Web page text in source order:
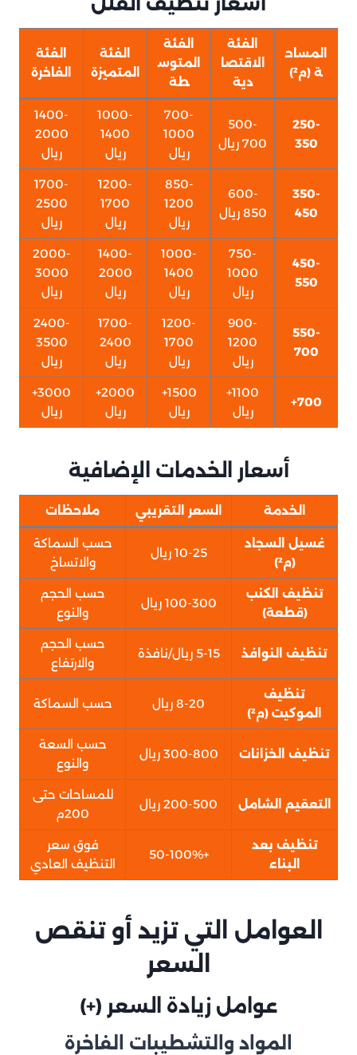
المساح
ة (م²)
الفئة
الاقتصا
دية
الفئة
المتوس
طة
الفئة
المتميزة
الفئة
الفاخرة
250-
350
500-
700 ريال
700-
1000
ريال
1000-
1400
ريال
1400-
2000
ريال
350-
450
600-
850 ريال
850-
1200
ريال
1200-
1700
ريال
1700-
2500
ريال
450-
550
750-
1000
ريال
1000-
1400
ريال
1400-
2000
ريال
2000-
3000
ريال
550-
700
900-
1200
ريال
1200-
1700
ريال
1700-
2400
ريال
2400-
3500
ريال
700+
1100+
ريال
1500+
ريال
2000+
ريال
3000+
ريال
أسعار الخدمات الإضافية
الخدمة السعر التقريبي ملاحظات
غسيل السجاد
(م²)
10-25 ريال
حسب السماكة
والاتساخ
تنظيف الكنب
(قطعة)
100-300 ريال
حسب الحجم
والنوع
تنظيف النوافذ 5-15 ريال/نافذة
حسب الحجم
والارتفاع
تنظيف
الموكيت (م²)
8-20 ريال حسب السماكة
تنظيف الخزانات 300-800 ريال
حسب السعة
والنوع
التعقيم الشامل 200-500 ريال
للمساحات حتى
200م
تنظيف بعد
البناء
+50-100%
فوق سعر
التنظيف العادي
العوامل التي تزيد أو تنقص
السعر
عوامل زيادة السعر (+)
المواد والتشطيبات الفاخرة